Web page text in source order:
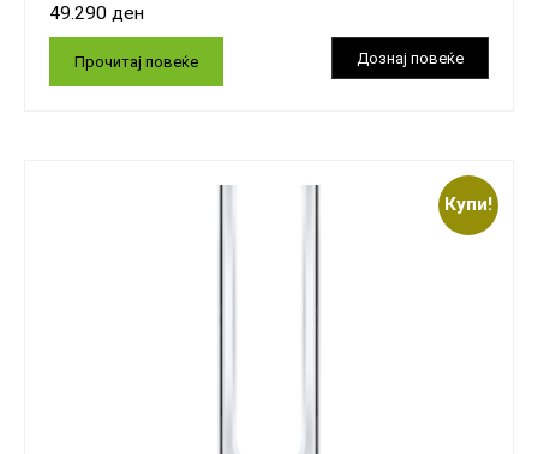
49.290 ден
Прочитај повеќе
Купи!